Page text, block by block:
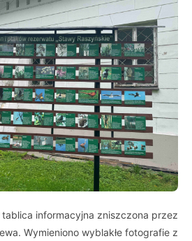
informacyjna zniszczona przez
Wymieniono wyblakłe fotografie z